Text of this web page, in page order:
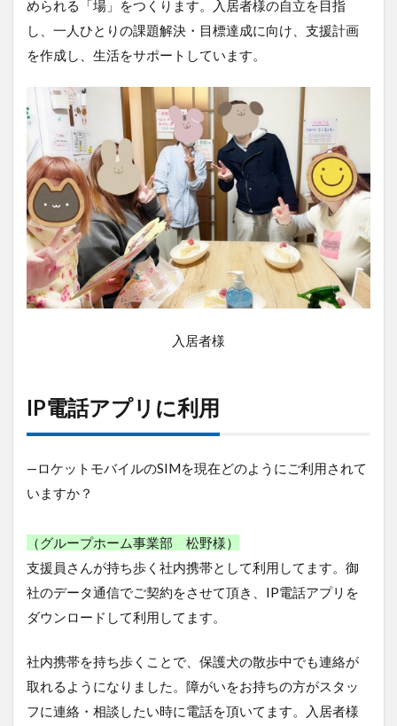
ー
を
運
2
IP電
話
ア
プ
リ
に
利
用
3
法人
契約
制限
められる「場」をつくります。入居者様の自立を目指
し、一人ひとりの課題解決・目標達成に向け、支援計画
を作成し、生活をサポートしています。
入居者様
IP電話アプリに利用
—ロケットモバイルのSIMを現在どのようにご利用されて
いますか？
（グループホーム事業部 松野様）
支援員さんが持ち歩く社内携帯として利用してます。御
社のデータ通信でご契約をさせて頂き、IP電話アプリを
ダウンロードして利用してます。
社内携帯を持ち歩くことで、保護犬の散歩中でも連絡が
取れるようになりました。障がいをお持ちの方がスタッ
フに連絡・相談したい時に電話を頂いてます。入居者様